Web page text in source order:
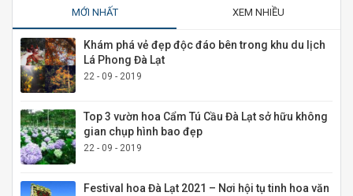
MỚI NHẤT XEM NHIỀU
Khám phá vẻ đẹp độc đáo bên trong khu du lịch
Lá Phong Đà Lạt
22 - 09 - 2019
Top 3 vườn hoa Cẩm Tú Cầu Đà Lạt sở hữu không
gian chụp hình bao đẹp
22 - 09 - 2019
Festival hoa Đà Lạt 2021 – Nơi hội tụ tinh hoa văn